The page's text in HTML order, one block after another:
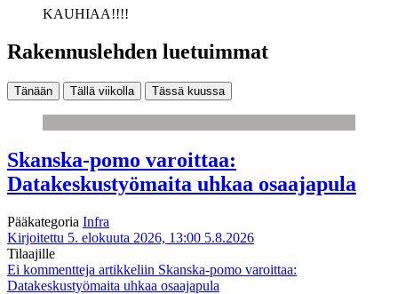
KAUHIAA!!!!
Rakennuslehden luetuimmat
Tänään Tällä viikolla Tässä kuussa
Skanska-pomo varoittaa:
Datakeskustyömaita uhkaa osaajapula
Pääkategoria Infra
Kirjoitettu 5. elokuuta 2026, 13:00 5.8.2026
Tilaajille
Ei kommentteja artikkeliin Skanska-pomo varoittaa:
Datakeskustyömaita uhkaa osaajapula